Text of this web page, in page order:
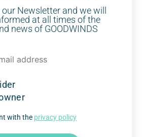
Newsletter and we will
at all times of the
news of GOODWINDS
with the privacy policy